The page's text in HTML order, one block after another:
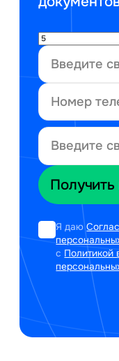
Я даю
с Политикой